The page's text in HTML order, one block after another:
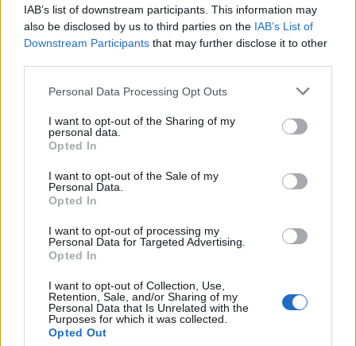
IAB’s list of downstream participants. This information may
also be disclosed by us to third parties on the IAB’s List of
Downstream Participants that may further disclose it to other
Personal Data Processing Opt Outs
I want to opt-out of the Sharing of my
personal data.
Opted In
I want to opt-out of the Sale of my
Personal Data.
Opted In
I want to opt-out of processing my
Personal Data for Targeted Advertising.
Opted In
I want to opt-out of Collection, Use,
Retention, Sale, and/or Sharing of my
Personal Data that Is Unrelated with the
Purposes for which it was collected.
Opted Out
Con experiencia consolidada en videografía,
fotografía profesional y gestión de redes
sociales, Demilo Studio reafirma su objetivo de
ayudar a las marcas a crecer con identidad
propia y a establecer conexiones duraderas con
su público, consolidándose como una de las
agencias más innovadoras de Valencia.